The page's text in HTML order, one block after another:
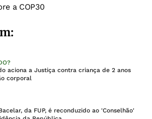
a COP30
aciona a Justiça contra criança de 2 anos
corporal
da FUP, é reconduzido ao 'Conselhão'